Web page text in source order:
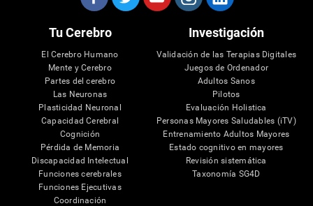
Tu Cerebro
El Cerebro Humano
Mente y Cerebro
Partes del cerebro
Las Neuronas
Plasticidad Neuronal
Capacidad Cerebral
Cognición
Pérdida de Memoria
Discapacidad Intelectual
Funciones cerebrales
Funciones Ejecutivas
Coordinación
Investigación
Validación de las Terapias Digitales
Juegos de Ordenador
Adultos Sanos
Pilotos
Evaluación Holistica
Personas Mayores Saludables (iTV)
Entrenamiento Adultos Mayores
Estado cognitivo en mayores
Revisión sistemática
Taxonomía SG4D